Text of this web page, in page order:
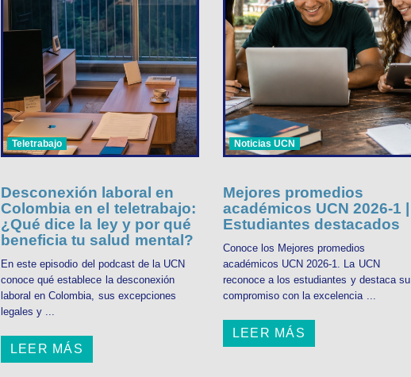
Teletrabajo
Desconexión laboral en
Colombia en el teletrabajo:
¿Qué dice la ley y por qué
beneficia tu salud mental?
En este episodio del podcast de la UCN
conoce qué establece la desconexión
laboral en Colombia, sus excepciones
legales y ...
LEER MÁS
Noticias UCN
Mejores promedios
académicos UCN 2026-1 |
Estudiantes destacados
Conoce los Mejores promedios
académicos UCN 2026-1. La UCN
reconoce a los estudiantes y destaca su
compromiso con la excelencia ...
LEER MÁS